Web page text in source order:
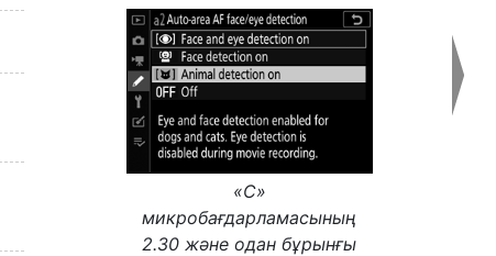
«C»
микробағдарламасының
2.30 және одан бұрынғы